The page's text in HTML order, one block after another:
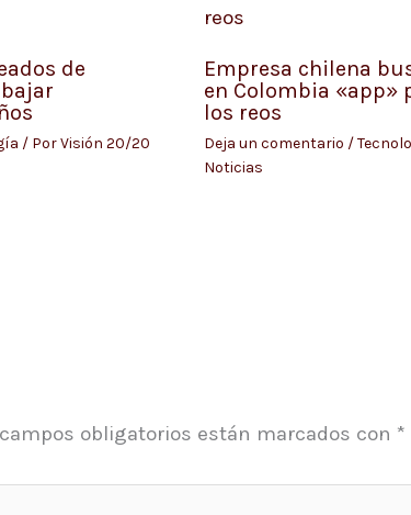
de
/ PorVisión 20/20
Empresa chilena
en Colombia «app»
los reos
Deja un comentario /
Noticias
obligatorios están marcados con *